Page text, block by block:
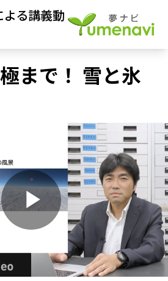
る講義動
まで！ 雪と氷
P